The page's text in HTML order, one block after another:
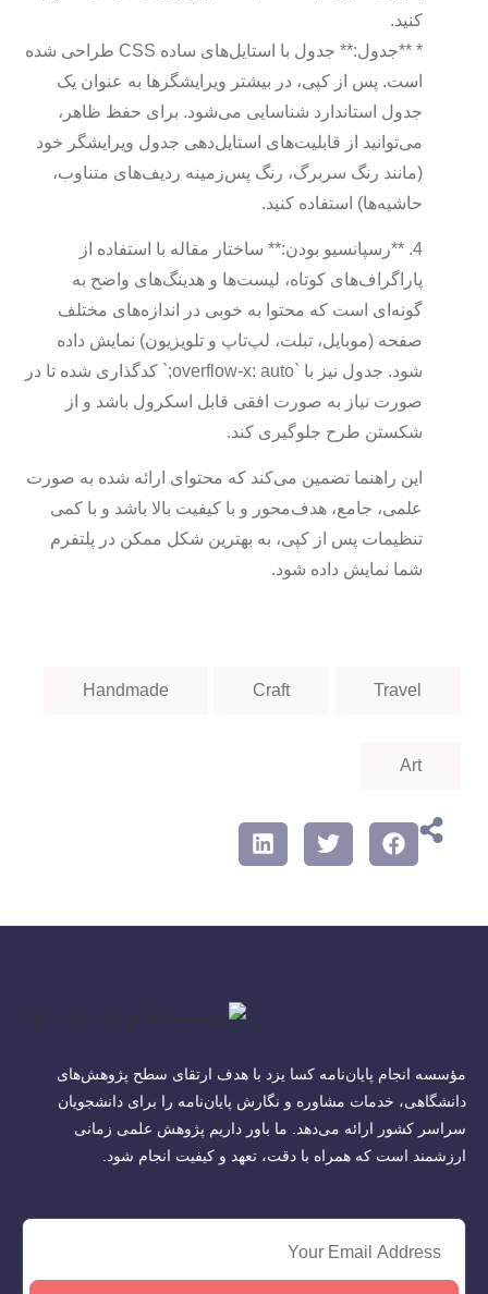
کنید.
* **جدول:** جدول با استایل‌های ساده CSS طراحی شده
است. پس از کپی، در بیشتر ویرایشگرها به عنوان یک
جدول استاندارد شناسایی می‌شود. برای حفظ ظاهر،
می‌توانید از قابلیت‌های استایل‌دهی جدول ویرایشگر خود
(مانند رنگ سربرگ، رنگ پس‌زمینه ردیف‌های متناوب،
حاشیه‌ها) استفاده کنید.
4. **رسپانسیو بودن:** ساختار مقاله با استفاده از
پاراگراف‌های کوتاه، لیست‌ها و هدینگ‌های واضح به
گونه‌ای است که محتوا به خوبی در اندازه‌های مختلف
صفحه (موبایل، تبلت، لپ‌تاپ و تلویزیون) نمایش داده
شود. جدول نیز با `overflow-x: auto;` کدگذاری شده تا در
صورت نیاز به صورت افقی قابل اسکرول باشد و از
شکستن طرح جلوگیری کند.
این راهنما تضمین می‌کند که محتوای ارائه شده به صورت
علمی، جامع، هدف‌محور و با کیفیت بالا باشد و با کمی
تنظیمات پس از کپی، به بهترین شکل ممکن در پلتفرم
شما نمایش داده شود.
Travel
Craft
Handmade
Art
مؤسسه انجام پایان‌نامه کسا یزد با هدف ارتقای سطح پژوهش‌های
دانشگاهی، خدمات مشاوره و نگارش پایان‌نامه را برای دانشجویان
سراسر کشور ارائه می‌دهد. ما باور داریم پژوهش علمی زمانی
ارزشمند است که همراه با دقت، تعهد و کیفیت انجام شود.